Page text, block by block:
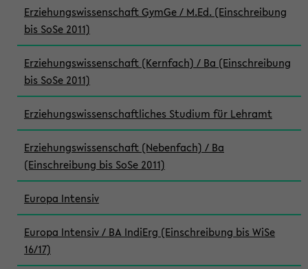
Erziehungswissenschaft GymGe / M.Ed. (Einschreibung
bis SoSe 2011)
Erziehungswissenschaft (Kernfach) / Ba (Einschreibung
bis SoSe 2011)
Erziehungswissenschaftliches Studium für Lehramt
Erziehungswissenschaft (Nebenfach) / Ba
(Einschreibung bis SoSe 2011)
Europa Intensiv
Europa Intensiv / BA IndiErg (Einschreibung bis WiSe
16/17)